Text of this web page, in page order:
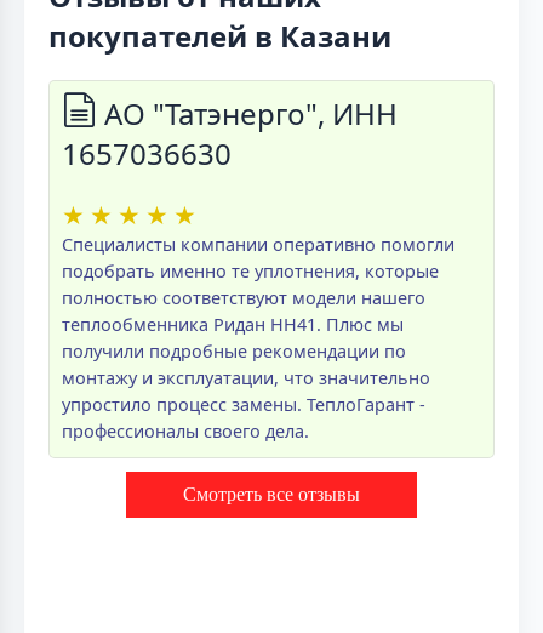
покупателей в Казани
АО "Татэнерго", ИНН
1657036630
★ ★ ★ ★ ★
Специалисты компании оперативно помогли
подобрать именно те уплотнения, которые
полностью соответствуют модели нашего
теплообменника Ридан НН41. Плюс мы
получили подробные рекомендации по
монтажу и эксплуатации, что значительно
упростило процесс замены. ТеплоГарант -
профессионалы своего дела.
Смотреть все отзывы